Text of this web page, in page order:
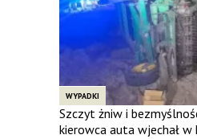
WYPADKI
Szczyt żniw i
kierowca auta wjechał w